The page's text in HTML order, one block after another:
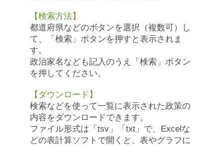
【検索方法】
都道府県などのボタンを選択（複数可）し
て、「検索」ボタンを押すと表示されま
す。
政治家名なども記入のうえ「検索」ボタン
を押してください。
【ダウンロード】
検索などを使って一覧に表示された政策の
内容をダウンロードできます。
ファイル形式は「tsv」「txt」で、Excelな
どの表計算ソフトで開くと、表やグラフに